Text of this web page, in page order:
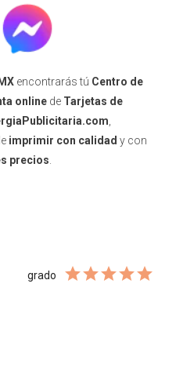
encontrarás tú Centro de
online de Tarjetas de
imprimir con calidad y con
precios
grado